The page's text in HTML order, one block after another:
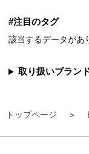
トップページ
#注目のタグ
該当するデータがあ
取り扱いブラン